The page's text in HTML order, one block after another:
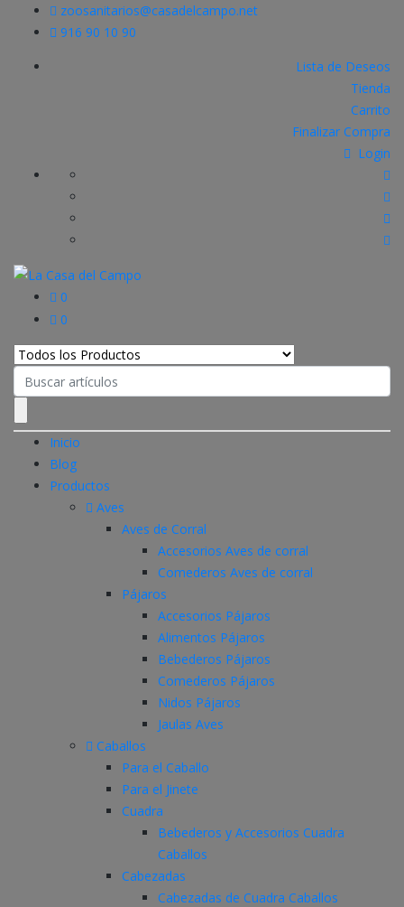
zoosanitarios@casadelcampo.net
916 90 10 90
Lista de Deseos
Tienda
Carrito
Finalizar Compra
Login
0
0
Search
for:
Inicio
Blog
Productos
Aves
Aves de Corral
Accesorios Aves de corral
Comederos Aves de corral
Pájaros
Accesorios Pájaros
Alimentos Pájaros
Bebederos Pájaros
Comederos Pájaros
Nidos Pájaros
Jaulas Aves
Caballos
Para el Caballo
Para el Jinete
Cuadra
Bebederos y Accesorios Cuadra
Caballos
Cabezadas
Cabezadas de Cuadra Caballos